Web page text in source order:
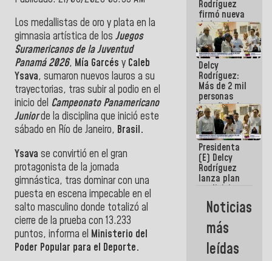
Los medallistas de oro y plata en la
gimnasia artística de los Juegos
Suramericanos de la Juventud
Panamá 2026, Mía Garcés y Caleb
Ysava, sumaron nuevos lauros a su
trayectorias, tras subir al podio en el
inicio del Campeonato Panamericano
Juniorde la disciplina que inició este
sábado en Río de Janeiro, Brasil.
Ysava se convirtió en el gran
protagonista de la jornada
gimnástica, tras dominar con una
puesta en escena impecable en el
salto masculino donde totalizó al
cierre de la prueba con 13.233
puntos, informa el Ministerio del
Poder Popular para el Deporte.
Rodríguez
firmó nueva
de Ley de
Arrendamiento
aprobada
por la AN
Delcy
Rodríguez:
Más de 2 mil
personas
beneficiadas
con planes
para
atención de
emergencia
sísmica en
la última
semana
Presidenta
(E) Delcy
Rodríguez
lanza plan
crediticio
con subsidio
a Juntas de
Condominio
Noticias
más
leídas